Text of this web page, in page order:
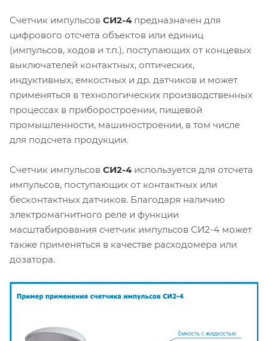
Счетчик импульсов СИ2-4предназначен для
цифрового отсчета объектов или единиц
(импульсов, ходов и т.п.), поступающих от концевых
выключателей контактных, оптических,
индуктивных, емкостных и др. датчиков и может
применяться в технологических производственных
процессах в приборостроении, пищевой
промышленности, машиностроении, в том числе
для подсчета продукции.
Счетчик импульсов СИ2-4используется для отсчета
импульсов, поступающих от контактных или
бесконтактных датчиков. Благодаря наличию
электромагнитного реле и функции
масштабирования счетчик импульсов СИ2-4 может
также применяться в качестве расходомера или
дозатора.